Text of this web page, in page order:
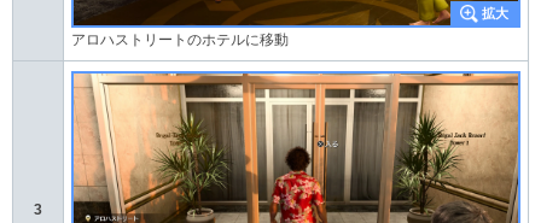
アロハストリートのホテルに移動
3